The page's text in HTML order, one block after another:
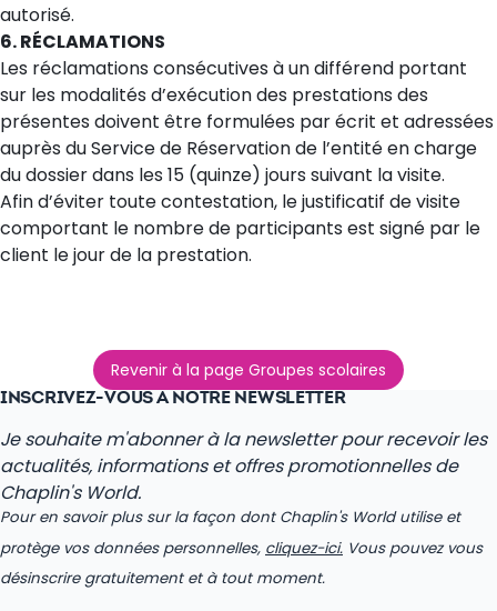
autorisé.
6. RÉCLAMATIONS
Les réclamations consécutives à un différend portant
sur les modalités d’exécution des prestations des
présentes doivent être formulées par écrit et adressées
auprès du Service de Réservation de l’entité en charge
du dossier dans les 15 (quinze) jours suivant la visite.
Afin d’éviter toute contestation, le justificatif de visite
comportant le nombre de participants est signé par le
client le jour de la prestation.
Revenir à la page Groupes scolaires
INSCRIVEZ-VOUS À NOTRE NEWSLETTER
Je souhaite m'abonner à la newsletter pour recevoir les
actualités, informations et offres promotionnelles de
Chaplin's World.
Pour en savoir plus sur la façon dont Chaplin's World utilise et
protège vos données personnelles, cliquez-ici. Vous pouvez vous
désinscrire gratuitement et à tout moment.